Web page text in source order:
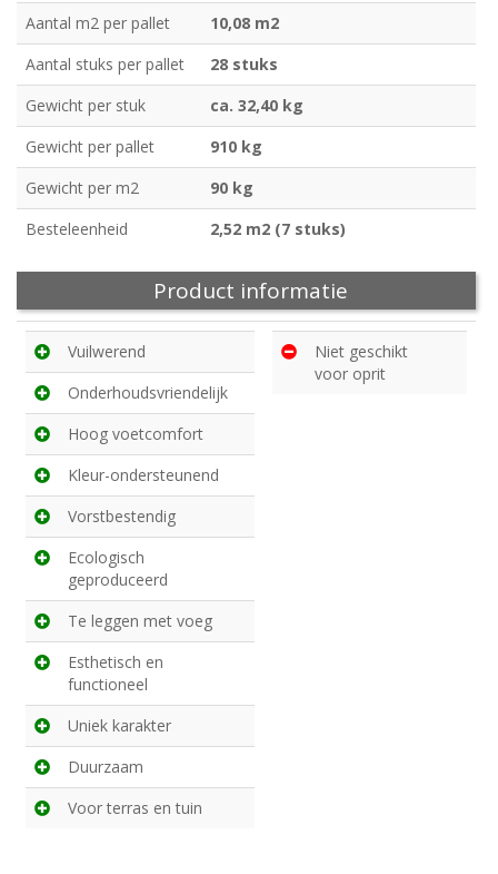
Aantal m2 per pallet
10,08 m2
Aantal stuks per pallet
28 stuks
Gewicht per stuk
ca. 32,40 kg
Gewicht per pallet
910 kg
Gewicht per m2
90 kg
Besteleenheid
2,52 m2 (7 stuks)
Product informatie
Vuilwerend
Onderhoudsvriendelijk
Hoog voetcomfort
Kleur-ondersteunend
Vorstbestendig
Ecologisch
geproduceerd
Te leggen met voeg
Esthetisch en
functioneel
Uniek karakter
Duurzaam
Voor terras en tuin
Niet geschikt
voor oprit